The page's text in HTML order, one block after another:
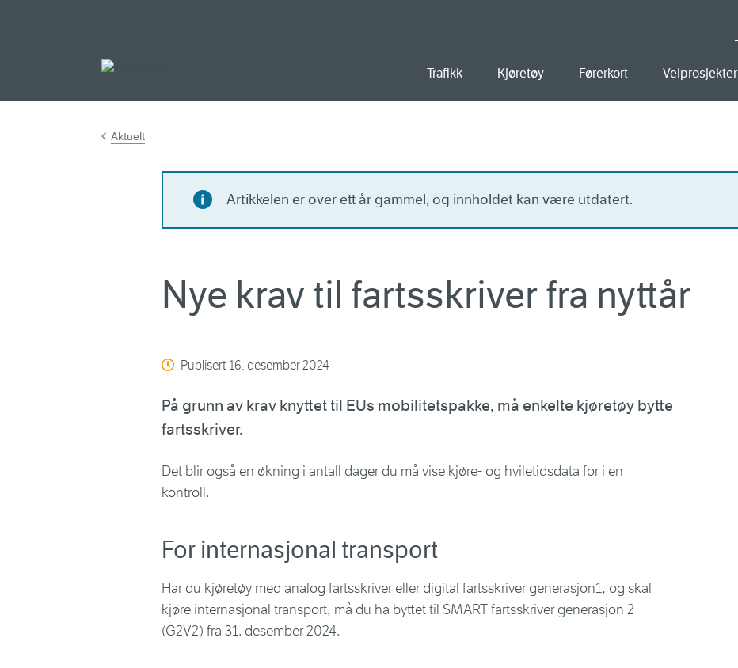
Trafikk Kjøretøy Førerkort Veiprosjekter
Aktuelt
Artikkelen er over ett år gammel, og innholdet kan være utdatert.
Nye krav til fartsskriver fra nyttår
Publisert16. desember 2024
På grunn av krav knyttet til EUs mobilitetspakke, må enkelte kjøretøy bytte
fartsskriver.
Det blir også en økning i antall dager du må vise kjøre- og hviletidsdata for i en
kontroll.
For internasjonal transport
Har du kjøretøy med analog fartsskriver eller digital fartsskriver generasjon1, og skal
kjøre internasjonal transport, må du ha byttet til SMART fartsskriver generasjon 2
(G2V2) fra 31. desember 2024.